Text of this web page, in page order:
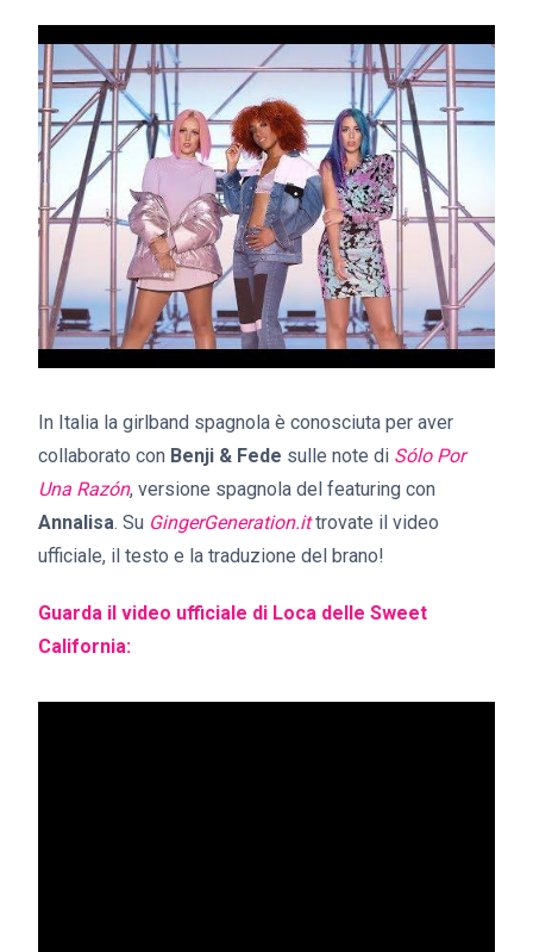
In Italia la girlband spagnola è conosciuta per aver
collaborato con Benji & Fede sulle note di Sólo Por
Una Razón, versione spagnola del featuring con
Annalisa. Su GingerGeneration.ittrovate il video
ufficiale, il testo e la traduzione del brano!
Guarda il video ufficiale di Loca delle Sweet
California: